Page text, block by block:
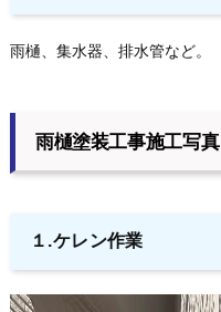
雨樋、集水器、排水管など。
雨樋塗装工事施工写真
１.ケレン作業